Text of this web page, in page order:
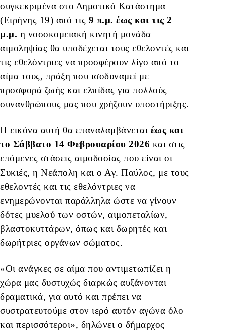
συγκεκριμένα στο Δημοτικό Κατάστημα
(Ειρήνης 19) από τις 9 π.μ. έως και τις 2
μ.μ. η νοσοκομειακή κινητή μονάδα
αιμοληψίας θα υποδέχεται τους εθελοντές και
τις εθελόντριες να προσφέρουν λίγο από το
αίμα τους, πράξη που ισοδυναμεί με
προσφορά ζωής και ελπίδας για πολλούς
συνανθρώπους μας που χρήζουν υποστήριξης.
Η εικόνα αυτή θα επαναλαμβάνεται έως και
το Σάββατο 14 Φεβρουαρίου 2026 και στις
επόμενες στάσεις αιμοδοσίας που είναι οι
Συκιές, η Νεάπολη και ο Αγ. Παύλος, με τους
εθελοντές και τις εθελόντριες να
ενημερώνονται παράλληλα ώστε να γίνουν
δότες μυελού των οστών, αιμοπεταλίων,
βλαστοκυττάρων, όπως και δωρητές και
δωρήτριες οργάνων σώματος.
«Οι ανάγκες σε αίμα που αντιμετωπίζει η
χώρα μας δυστυχώς διαρκώς αυξάνονται
δραματικά, για αυτό και πρέπει να
συστρατευτούμε στον ιερό αυτόν αγώνα όλο
και περισσότεροι», δηλώνει ο δήμαρχος